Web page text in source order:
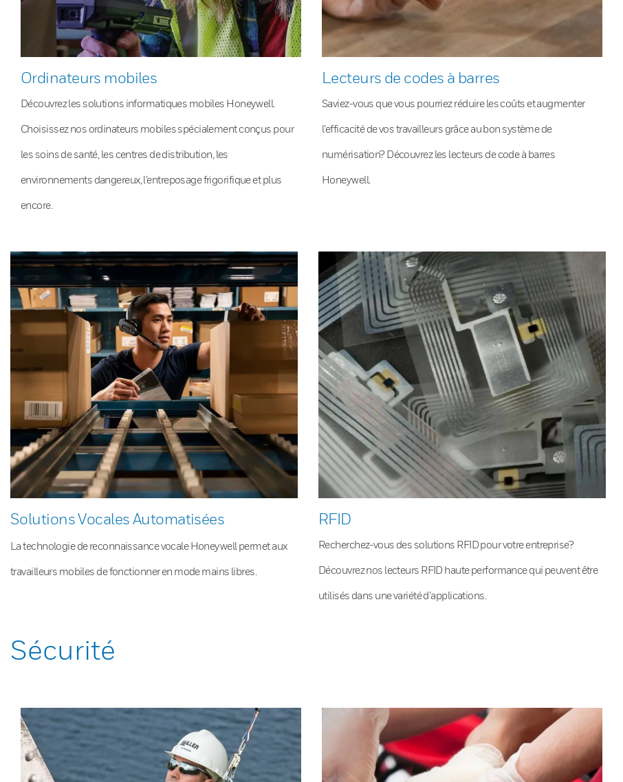
Ordinateurs mobiles
Découvrez les solutions informatiques mobiles Honeywell.
Choisissez nos ordinateurs mobiles spécialement conçus pour
les soins de santé, les centres de distribution, les
environnements dangereux, l’entreposage frigorifique et plus
encore.
Lecteurs de codes à barres
Saviez-vous que vous pourriez réduire les coûts et augmenter
l’efficacité de vos travailleurs grâce au bon système de
numérisation? Découvrez les lecteurs de code à barres
Honeywell.
Solutions Vocales Automatisées
La technologie de reconnaissance vocale Honeywell permet aux
travailleurs mobiles de fonctionner en mode mains libres.
RFID
Recherchez-vous des solutions RFID pour votre entreprise?
Découvrez nos lecteurs RFID haute performance qui peuvent être
utilisés dans une variété d’applications.
Sécurité